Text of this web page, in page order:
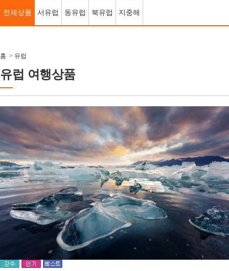
전체상품 서유럽 동유럽 북유럽 지중해
홈 > 유럽
유럽 여행상품